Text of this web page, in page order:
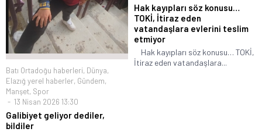
Batı Ortadoğu haberleri, Dünya,
Elazığ yerel haberler, Gündem,
Manşet, Spor
13 Nisan 2026 13:30
Galibiyet geliyor dediler,
bildiler
Hak kayıpları söz konusu…
TOKİ, İtiraz eden
vatandaşlara evlerini teslim
etmiyor
Hak kayıpları söz konusu… TOKİ,
İtiraz eden vatandaşlara...